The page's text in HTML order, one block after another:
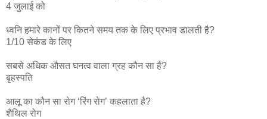
4 जुलाई को
ध्वनि हमारे कानों पर कितने समय तक के लिए प्रभाव डालती है?
1/10 सेकंड के लिए
सबसे अधिक औसत घनत्व वाला ग्रह कौन सा है?
बृहस्पति
आलू का कौन सा रोग ‘रिंग रोग’ कहलाता है?
शैथिल रोग